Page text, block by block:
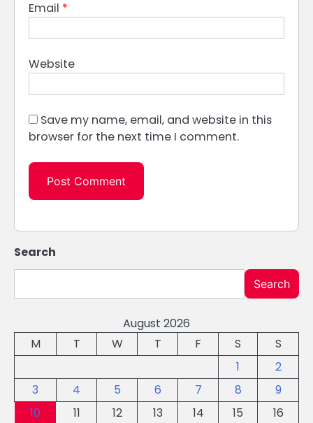
Email *
Website
Save my name, email, and website in this
browser for the next time I comment.
Search
Search
August 2026
M
T W T F S
S
1
2
3
4 5 6 7 8
9
10
11 12 13 14 15
16